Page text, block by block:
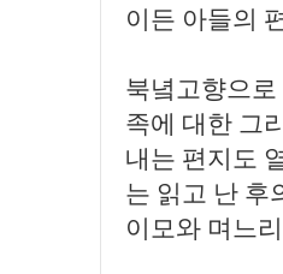
이든 아들의
북녘고향으
족에 대한 그
내는 편지도
는 읽고 난 후
이모와 며느